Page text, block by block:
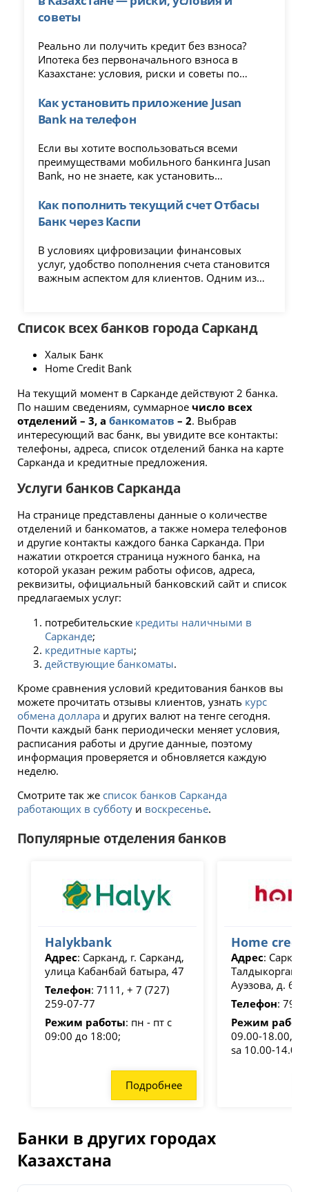
советы
Реально ли получить кредит без взноса?
Ипотека без первоначального взноса в
Казахстане: условия, риски и советы по
Как установить приложение Jusan
Bank на телефон
Если вы хотите воспользоваться всеми
преимуществами мобильного банкинга Jusan
Bank, но не знаете, как установить
для вас. Мы подробно расскажем обо всех
этапах установки, чтобы вы смогли начать
пользоваться приложением с
минимальными усилиями.
Как пополнить текущий счет Отбасы
Банк через Каспи
В условиях цифровизации финансовых
услуг, удобство пополнения счета становится
важным аспектом для клиентов. Одним из
простоту и скорость транзакций.
Список всех банков города Сарканд
Халык Банк
Home Credit Bank
На текущий момент в Сарканде действуют 2 банка.
По нашим сведениям, суммарное число всех
отделений – 3, а банкоматов – 2. Выбрав
интересующий вас банк, вы увидите все контакты:
телефоны, адреса, список отделений банка на карте
Сарканда и кредитные предложения.
Услуги банков Сарканда
На странице представлены данные о количестве
отделений и банкоматов, а также номера телефонов
и другие контакты каждого банка Сарканда. При
нажатии откроется страница нужного банка, на
которой указан режим работы офисов, адреса,
реквизиты, официальный банковский сайт и список
предлагаемых услуг:
потребительские кредиты наличными в
Сарканде;
кредитные карты;
действующие банкоматы.
Кроме сравнения условий кредитования банков вы
можете прочитать отзывы клиентов, узнать курс
обмена доллараи других валют на тенге сегодня.
Почти каждый банк периодически меняет условия,
расписания работы и другие данные, поэтому
информация проверяется и обновляется каждую
неделю.
Смотрите так же список банков Сарканда
работающих в субботуи воскресенье.
Популярные отделения банков
Halykbank
Адрес: Сарканд, г. Сарканд,
улица Кабанбай батыра, 47
Телефон: 7111, + 7 (727)
259-07-77
Режим работы: пн - пт с
09:00 до 18:00;
Подробнее
Home
Адрес:
Талдыкорган,
Ауэзова, д. 69
Телефон:
Режим
09.00-18.00, fr
sa 10.00-
Банки в других городах
Казахстана